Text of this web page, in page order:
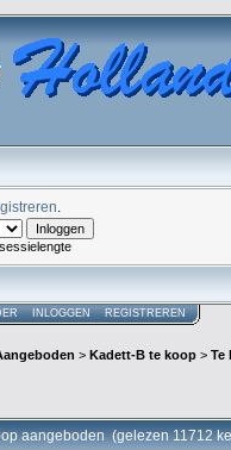
INLOGGEN REGISTREREN
> Kadett-B te koop > Te
aangeboden (gelezen 11712